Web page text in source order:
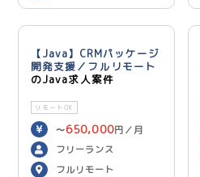
【Java】CRMパッケージ
開発支援／フルリモート
のJava求人案件
リモートOK
〜650,000円／月
フリーランス
フルリモート